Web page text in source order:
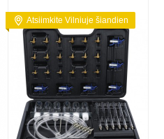
Atsiimkite Vilniuje šiandien